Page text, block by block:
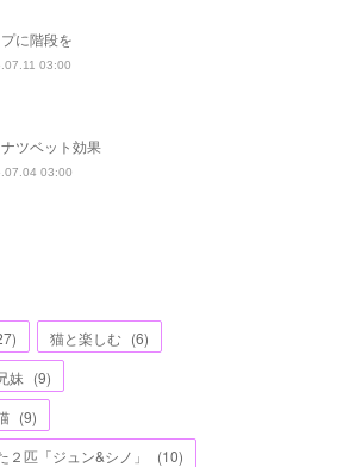
に階段を
03:00
ナツベット効果
03:00
) 猫と楽しむ (6)
妹 (9)
(9)
匹「ジュン&シノ」
(10)